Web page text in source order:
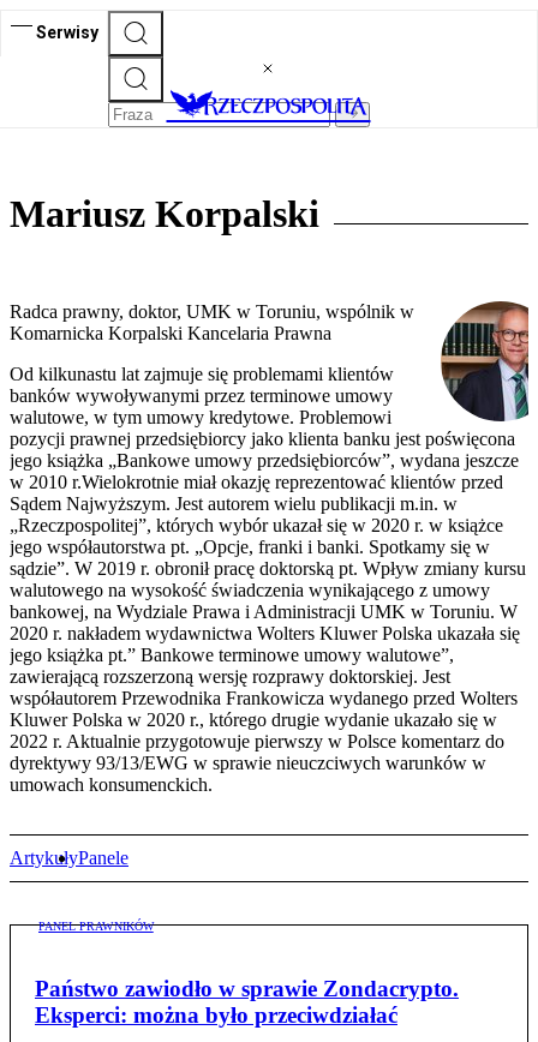
Serwisy
Mariusz Korpalski
Radca prawny, doktor, UMK w Toruniu, wspólnik w
Komarnicka Korpalski Kancelaria Prawna
Od kilkunastu lat zajmuje się problemami klientów
banków wywoływanymi przez terminowe umowy
walutowe, w tym umowy kredytowe. Problemowi
pozycji prawnej przedsiębiorcy jako klienta banku jest poświęcona
jego książka „Bankowe umowy przedsiębiorców”, wydana jeszcze
w 2010 r.Wielokrotnie miał okazję reprezentować klientów przed
Sądem Najwyższym. Jest autorem wielu publikacji m.in. w
„Rzeczpospolitej”, których wybór ukazał się w 2020 r. w książce
jego współautorstwa pt. „Opcje, franki i banki. Spotkamy się w
sądzie”. W 2019 r. obronił pracę doktorską pt. Wpływ zmiany kursu
walutowego na wysokość świadczenia wynikającego z umowy
bankowej, na Wydziale Prawa i Administracji UMK w Toruniu. W
2020 r. nakładem wydawnictwa Wolters Kluwer Polska ukazała się
jego książka pt.” Bankowe terminowe umowy walutowe”,
zawierającą rozszerzoną wersję rozprawy doktorskiej. Jest
współautorem Przewodnika Frankowicza wydanego przed Wolters
Kluwer Polska w 2020 r., którego drugie wydanie ukazało się w
2022 r. Aktualnie przygotowuje pierwszy w Polsce komentarz do
dyrektywy 93/13/EWG w sprawie nieuczciwych warunków w
umowach konsumenckich.
ArtykułyPanele
PANEL PRAWNIKÓW
Państwo zawiodło w sprawie Zondacrypto.
Eksperci: można było przeciwdziałać